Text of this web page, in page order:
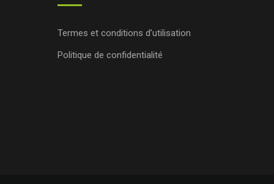
Termes et conditions d’utilisation
Politique de confidentialité